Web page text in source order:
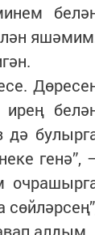
генә”,
алдым.